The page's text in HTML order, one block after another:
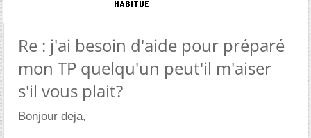
Re : j'ai besoin d'aide pour préparé
mon TP quelqu'un peut'il m'aiser
s'il vous plait?
Bonjour deja,